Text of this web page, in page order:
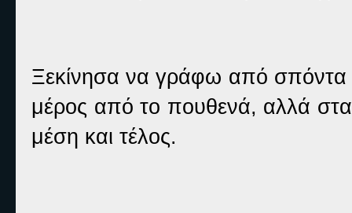
Ξεκίνησα να γράφω από σπόντα
μέρος από το πουθενά, αλλά
μέση και τέλος.